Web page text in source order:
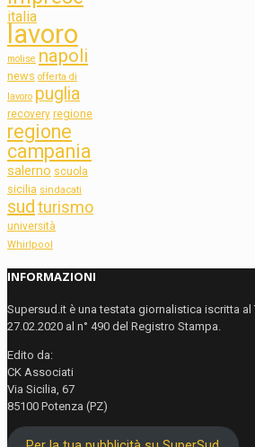
italia
lavoro
molise napoli
news offerta di
lavoro puglia
recovery regione
regione
campania
salerno scuola
sicilia sindacati
sudturismo
università
Whirlpool
INFORMAZIONI
Supersud.it è una testata giornalistica iscritta al
27.02.2020 al n° 490 del Registro Stampa.
Edito da:
CK Associati
Via Sicilia, 67
85100 Potenza (PZ)